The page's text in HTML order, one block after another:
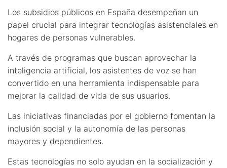
Los subsidios públicos en España desempeñan un
papel crucial para integrar tecnologías asistenciales en
hogares de personas vulnerables.
A través de programas que buscan aprovechar la
inteligencia artificial, los asistentes de voz se han
convertido en una herramienta indispensable para
mejorar la calidad de vida de sus usuarios.
Las iniciativas financiadas por el gobierno fomentan la
inclusión social y la autonomía de las personas
mayores y dependientes.
Estas tecnologías no solo ayudan en la socialización y